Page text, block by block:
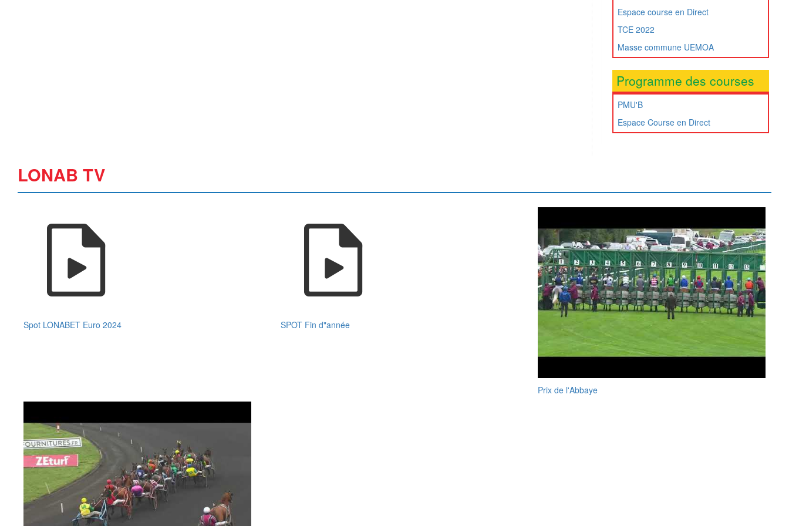
Espace course en Direct
TCE 2022
Masse commune UEMOA
Programme des courses
PMU'B
Espace Course en Direct
LONAB TV
Spot LONABET Euro 2024 SPOT Fin d"année
Prix de l'Abbaye